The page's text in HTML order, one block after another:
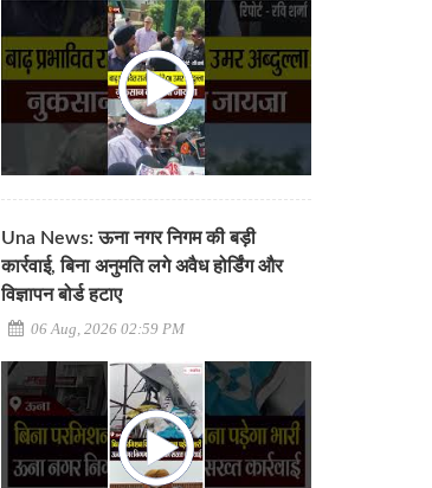
Una News: ऊना नगर निगम की बड़ी
कार्रवाई, बिना अनुमति लगे अवैध होर्डिंग और
विज्ञापन बोर्ड हटाए
06 Aug, 2026 02:59 PM